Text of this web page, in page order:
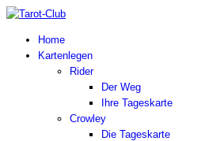
Home
Kartenlegen
Rider
Der Weg
Ihre Tageskarte
Crowley
Die Tageskarte